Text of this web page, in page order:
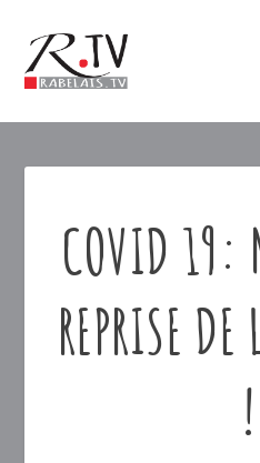
COVID 19:
REPRISE
!